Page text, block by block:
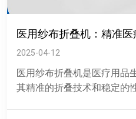
医用纱布折叠机：精准医
2025-04-12
医用纱布折叠机是医疗用品
其精准的折叠技术和稳定的